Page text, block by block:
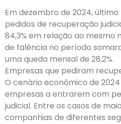
Em dezembro de 2024, último
pedidos de recuperação
84,3% em relação ao mesmo
de falência no período
uma queda mensal de 28,2%.
Empresas que pediram
O cenário econômico de
empresas a entrarem com
judicial. Entre os casos de
companhias de diferentes